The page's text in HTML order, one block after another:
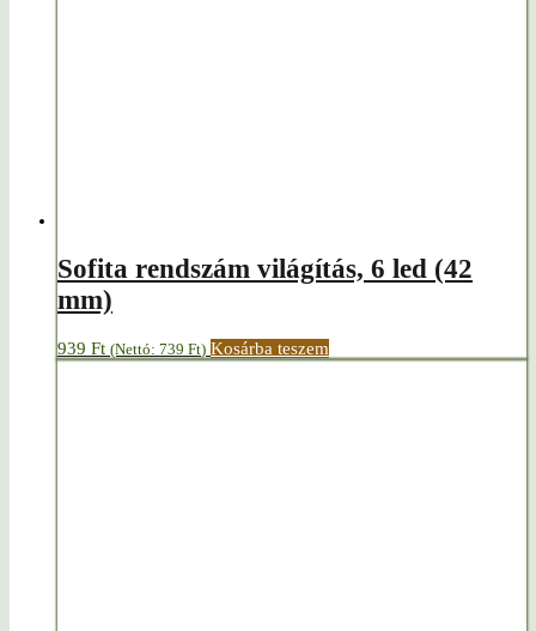
Sofita rendszám világítás, 6 led (42
mm)
939 Ft (Nettó: 739 Ft) Kosárba teszem